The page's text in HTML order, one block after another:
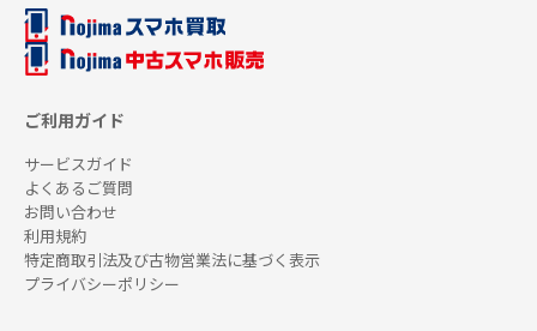
ご利用ガイド
サービスガイド
よくあるご質問
お問い合わせ
利用規約
特定商取引法及び古物営業法に基づく表示
プライバシーポリシー